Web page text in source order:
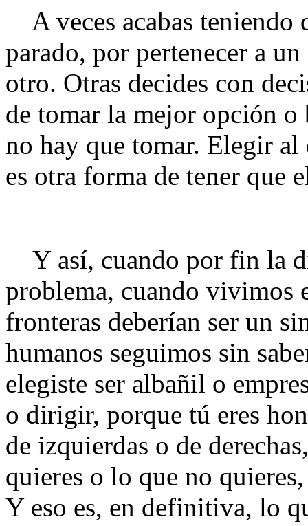
A veces acabas teniendo
parado, por pertenecer a
otro. Otras decides con
de tomar la mejor opción o
no hay que tomar. Elegir al
es otra forma de tener que
Y así, cuando por fin la
problema, cuando vivimos
fronteras deberían ser un
humanos seguimos sin
elegiste ser albañil o
o dirigir, porque tú eres
de izquierdas o de
quieres o lo que no
Y eso es, en definitiva, lo